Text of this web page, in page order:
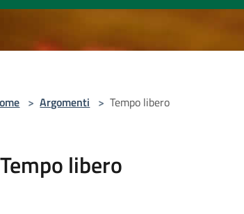
> Argomenti > Tempo libero
Tempo libero